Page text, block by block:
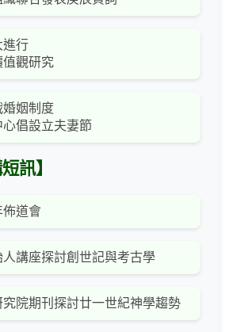
進行
觀研究
婚姻制度
倡設立夫妻節
訊】
佈道會
人講座探討創世記與考古學
院期刊探討廿一世紀神學趨勢